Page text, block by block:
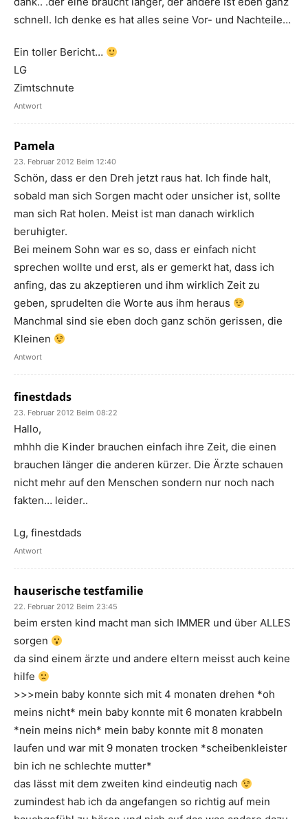
schnell. Ich denke es hat alles seine Vor- und Nachteile…
Ein toller Bericht…
LG
Zimtschnute
Antwort
Pamela
23. Februar 2012 Beim 12:40
Schön, dass er den Dreh jetzt raus hat. Ich finde halt,
sobald man sich Sorgen macht oder unsicher ist, sollte
man sich Rat holen. Meist ist man danach wirklich
beruhigter.
Bei meinem Sohn war es so, dass er einfach nicht
sprechen wollte und erst, als er gemerkt hat, dass ich
anfing, das zu akzeptieren und ihm wirklich Zeit zu
geben, sprudelten die Worte aus ihm heraus
Manchmal sind sie eben doch ganz schön gerissen, die
Kleinen
Antwort
finestdads
23. Februar 2012 Beim 08:22
Hallo,
mhhh die Kinder brauchen einfach ihre Zeit, die einen
brauchen länger die anderen kürzer. Die Ärzte schauen
nicht mehr auf den Menschen sondern nur noch nach
fakten… leider..
Lg, finestdads
Antwort
hauserische testfamilie
22. Februar 2012 Beim 23:45
beim ersten kind macht man sich IMMER und über ALLES
sorgen
da sind einem ärzte und andere eltern meisst auch keine
hilfe
>>>mein baby konnte sich mit 4 monaten drehen *oh
meins nicht* mein baby konnte mit 6 monaten krabbeln
*nein meins nich* mein baby konnte mit 8 monaten
laufen und war mit 9 monaten trocken *scheibenkleister
bin ich ne schlechte mutter*
das lässt mit dem zweiten kind eindeutig nach
zumindest hab ich da angefangen so richtig auf mein